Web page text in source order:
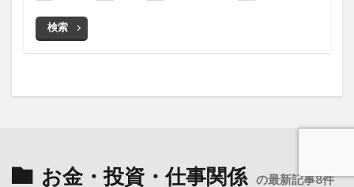
検索
お金・投資・仕事関係 の最新記事8件